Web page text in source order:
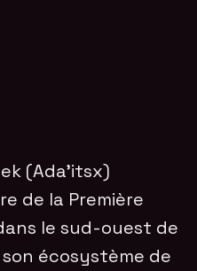
(Ada’itsx)
de la Première
le sud-ouest de
écosystème de